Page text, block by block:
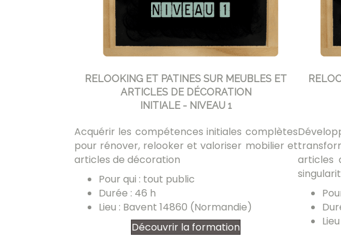
RELOOKING ET PATINES SUR MEUBLES ET
ARTICLES DE DÉCORATION
INITIALE - NIVEAU 1
Acquérir les compétences initiales complètes
pour rénover, relooker et valoriser mobilier et
articles de décoration
Pour qui : tout public
Durée : 46 h
Lieu : Bavent 14860 (Normandie)
Découvrir la formation
articles